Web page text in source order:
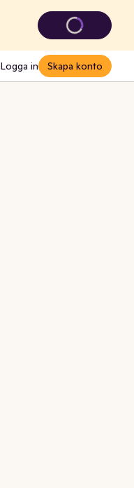
Logga in Skapa konto